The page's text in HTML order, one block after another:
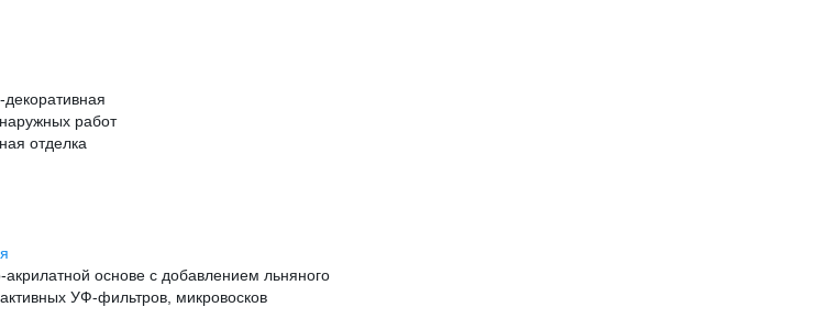
работ
отделка
акрилатной основе с добавлением льняного
УФ-фильтров, микровосков